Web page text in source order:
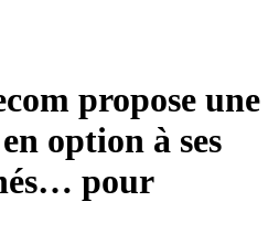
propose une
option à ses
pour